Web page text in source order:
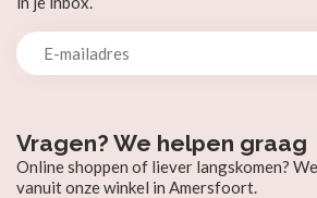
Vragen? We helpen graag
Online shoppen of liever langskomen?
vanuit onze winkel in Amersfoort.